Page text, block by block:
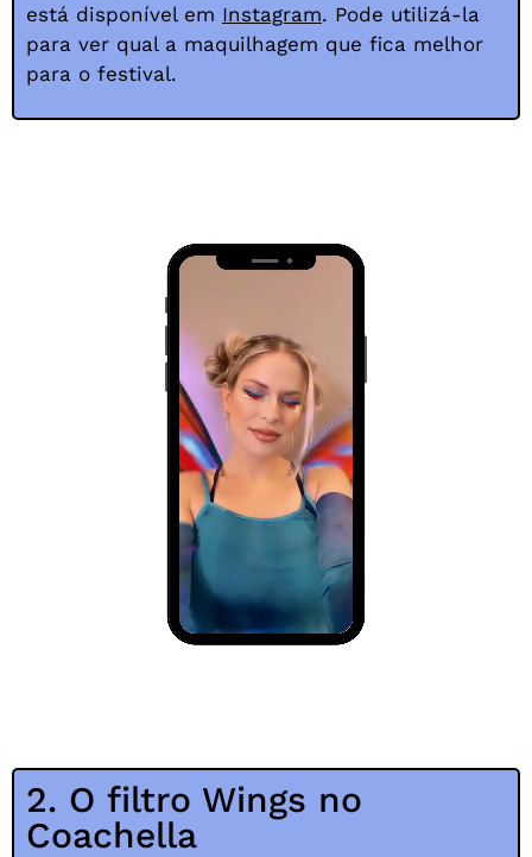
está disponível em Instagram. Pode utilizá-la
para ver qual a maquilhagem que fica melhor
para o festival.
2. O filtro Wings no
Coachella